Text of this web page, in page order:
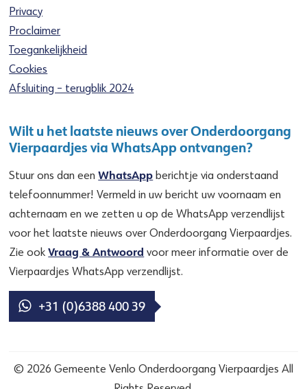
Privacy
Proclaimer
Toegankelijkheid
Cookies
Afsluiting – terugblik 2024
Wilt u het laatste nieuws over Onderdoorgang
Vierpaardjes via WhatsApp ontvangen?
Stuur ons dan eenWhatsApp berichtje via onderstaand
telefoonnummer! Vermeld in uw bericht uw voornaam en
achternaam en we zetten u op de WhatsApp verzendlijst
voor het laatste nieuws over Onderdoorgang Vierpaardjes.
Zie ookVraag & Antwoord voor meer informatie over de
Vierpaardjes WhatsApp verzendlijst.
+31 (0)6388 400 39
© 2026 Gemeente Venlo Onderdoorgang Vierpaardjes All